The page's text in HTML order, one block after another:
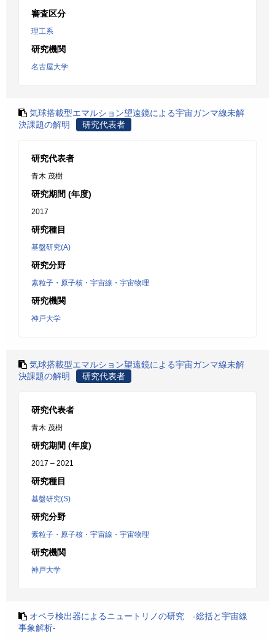
審査区分
理工系
研究機関
名古屋大学
気球搭載型エマルション望遠鏡による宇宙ガンマ線未解
決課題の解明
研究代表者
研究代表者
青木 茂樹
研究期間 (年度)
2017
研究種目
基盤研究(A)
研究分野
素粒子・原子核・宇宙線・宇宙物理
研究機関
神戸大学
気球搭載型エマルション望遠鏡による宇宙ガンマ線未解
決課題の解明
研究代表者
研究代表者
青木 茂樹
研究期間 (年度)
2017 – 2021
研究種目
基盤研究(S)
研究分野
素粒子・原子核・宇宙線・宇宙物理
研究機関
神戸大学
オペラ検出器によるニュートリノの研究 -総括と宇宙線
事象解析-